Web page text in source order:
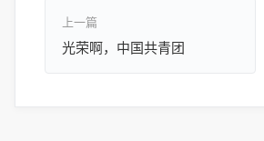
上一篇
光荣啊，中国共青团